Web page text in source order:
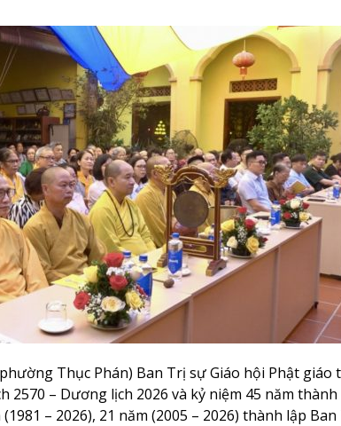
Thục Phán) Ban Trị sự Giáo hội Phật giáo
2570 – Dương lịch 2026 và kỷ niệm 45 năm thành
– 2026), 21 năm (2005 – 2026) thành lập